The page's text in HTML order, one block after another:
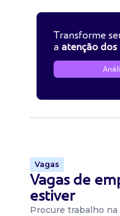
Transforme
a atenção
Vagas
Vagas de
estiver
Procure trabalho na